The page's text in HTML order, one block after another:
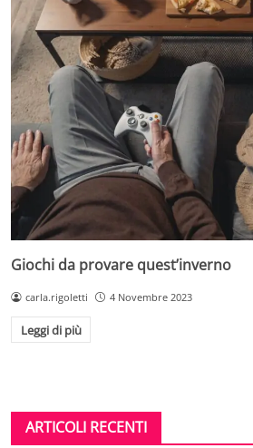
Giochi da provare quest’inverno
carla.rigoletti 4 Novembre 2023
Leggi di più
ARTICOLI RECENTI